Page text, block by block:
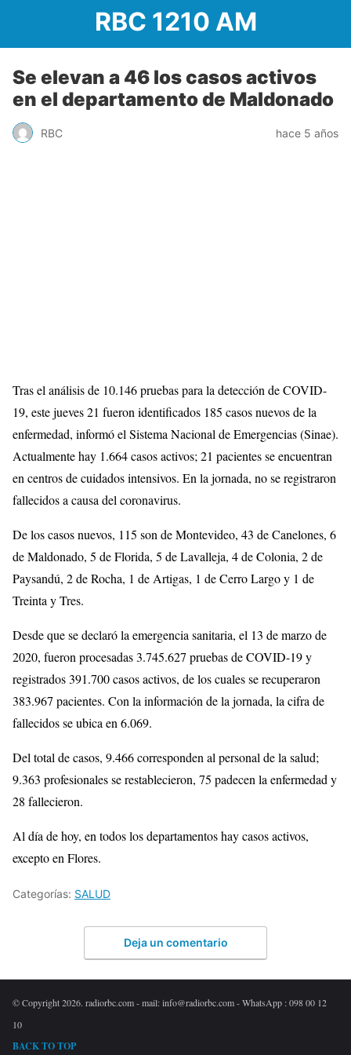
RBC 1210 AM
Se elevan a 46 los casos activos
en el departamento de Maldonado
RBC hace 5 años
Tras el análisis de 10.146 pruebas para la detección de COVID-
19, este jueves 21 fueron identificados 185 casos nuevos de la
enfermedad, informó el Sistema Nacional de Emergencias (Sinae).
Actualmente hay 1.664 casos activos; 21 pacientes se encuentran
en centros de cuidados intensivos. En la jornada, no se registraron
fallecidos a causa del coronavirus.
De los casos nuevos, 115 son de Montevideo, 43 de Canelones, 6
de Maldonado, 5 de Florida, 5 de Lavalleja, 4 de Colonia, 2 de
Paysandú, 2 de Rocha, 1 de Artigas, 1 de Cerro Largo y 1 de
Treinta y Tres.
Desde que se declaró la emergencia sanitaria, el 13 de marzo de
2020, fueron procesadas 3.745.627 pruebas de COVID-19 y
registrados 391.700 casos activos, de los cuales se recuperaron
383.967 pacientes. Con la información de la jornada, la cifra de
fallecidos se ubica en 6.069.
Del total de casos, 9.466 corresponden al personal de la salud;
9.363 profesionales se restablecieron, 75 padecen la enfermedad y
28 fallecieron.
Al día de hoy, en todos los departamentos hay casos activos,
excepto en Flores.
Categorías: SALUD
Deja un comentario
© Copyright 2026. radiorbc.com - mail: info@radiorbc.com - WhatsApp : 098 00 12
10
BACK TO TOP